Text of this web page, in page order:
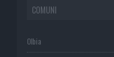
COMUNI
Olbia